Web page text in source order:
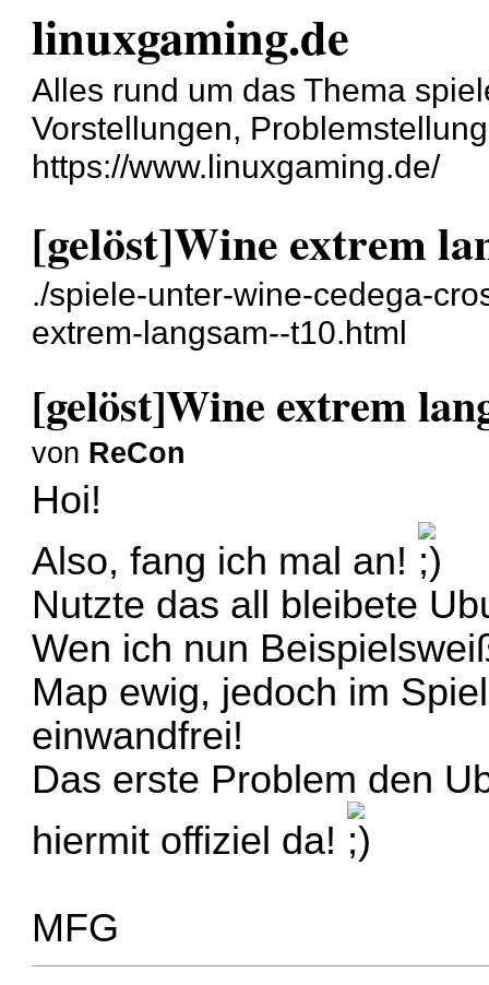
linuxgaming.de
Alles rund um das Thema
Vorstellungen,
https://www.linuxgaming.de/
[gelöst]Wine extrem
./spiele-unter-wine-cedega-
extrem-langsam--t10.html
[gelöst]Wine extrem
von ReCon
Hoi!
Also, fang ich mal an!
Nutzte das all bleibete
Wen ich nun
Map ewig, jedoch im
einwandfrei!
Das erste Problem den
hiermit offiziel da!
MFG